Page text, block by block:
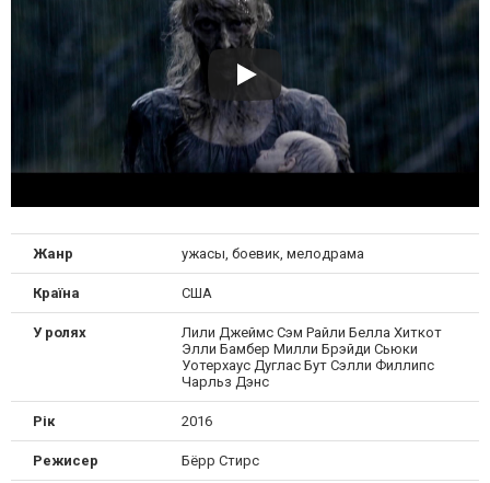
Жанр ужасы, боевик, мелодрама
Країна США
У ролях
Лили Джеймс Сэм Райли Белла Хиткот
Элли Бамбер Милли Брэйди Сьюки
Уотерхаус Дуглас Бут Сэлли Филлипс
Чарльз Дэнс
Рік 2016
Режисер Бёрр Стирс